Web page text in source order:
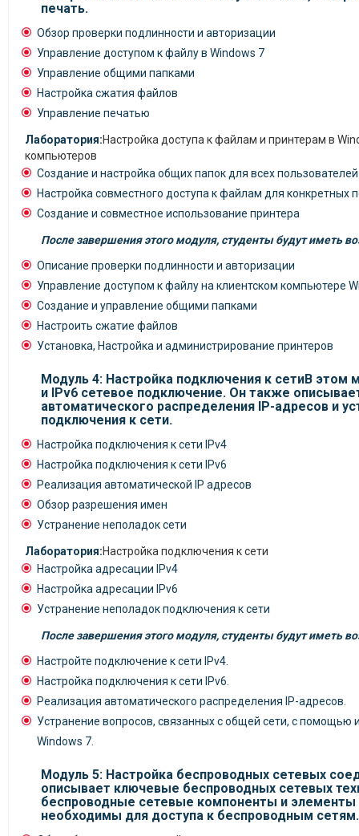
печать.
Обзор проверки подлинности и авторизации
Управление доступом к файлу в Windows 7
Управление общими папками
Настройка сжатия файлов
Управление печатью
Лаборатория:Настройка доступа к файлам и принтерам в
компьютеров
Создание и настройка общих папок для всех пользователей
Настройка совместного доступа к файлам для конкретных
Создание и совместное использование принтера
После завершения этого модуля, студенты будут иметь
Описание проверки подлинности и авторизации
Управление доступом к файлу на клиентском компьютере
Создание и управление общими папками
Настроить сжатие файлов
Установка, Настройка и администрирование принтеров
Модуль 4: Настройка подключения к сетиВ этом
и IPv6 сетевое подключение. Он также
автоматического распределения IP-адресов и
подключения к сети.
Настройка подключения к сети IPv4
Настройка подключения к сети IPv6
Реализация автоматической IP адресов
Обзор разрешения имен
Устранение неполадок сети
Лаборатория:Настройка подключения к сети
Настройка адресации IPv4
Настройка адресации IPv6
Устранение неполадок подключения к сети
После завершения этого модуля, студенты будут иметь
Настройте подключение к сети IPv4.
Настройка подключения к сети IPv6.
Реализация автоматического распределения IP-адресов.
Устранение вопросов, связанных с общей сети, с помощью
Windows 7.
Модуль 5: Настройка беспроводных сетевых
описывает ключевые беспроводных сетевых
беспроводные сетевые компоненты и элементы
необходимы для доступа к беспроводным сетям.